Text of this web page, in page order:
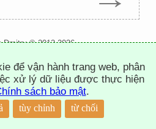
Dmitry © 2012-2026
mật thiết lập cookies
để vận hành trang web, phân
xử lý dữ liệu được thực hiện
sách bảo mật.
tùy chỉnh từ chối